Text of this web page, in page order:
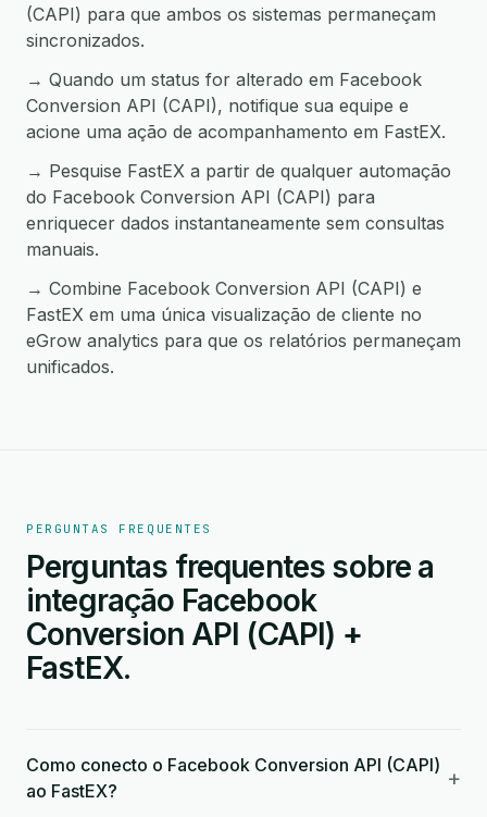
(CAPI) para que ambos os sistemas permaneçam
sincronizados.
→ Quando um status for alterado em Facebook
Conversion API (CAPI), notifique sua equipe e
acione uma ação de acompanhamento em FastEX.
→ Pesquise FastEX a partir de qualquer automação
do Facebook Conversion API (CAPI) para
enriquecer dados instantaneamente sem consultas
manuais.
→ Combine Facebook Conversion API (CAPI) e
FastEX em uma única visualização de cliente no
eGrow analytics para que os relatórios permaneçam
unificados.
PERGUNTAS FREQUENTES
Perguntas frequentes sobre a
integração Facebook
Conversion API (CAPI) +
FastEX.
Como conecto o Facebook Conversion API (CAPI)
ao FastEX?
+